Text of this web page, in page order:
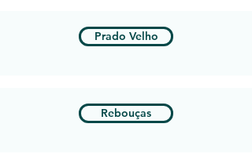
Prado Velho
Rebouças